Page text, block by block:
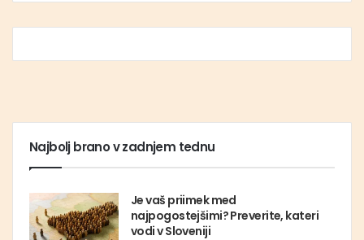
Najbolj brano v zadnjem tednu
Je vaš priimek med
najpogostejšimi? Preverite, kateri
vodi v Sloveniji